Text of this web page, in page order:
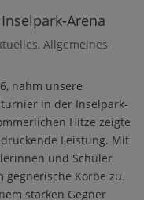
Arena
, Allgemeines
nahm unsere
in der Inselpark-
Hitze zeigte
Leistung. Mit
und Schüler
Körbe zu.
starken Gegner